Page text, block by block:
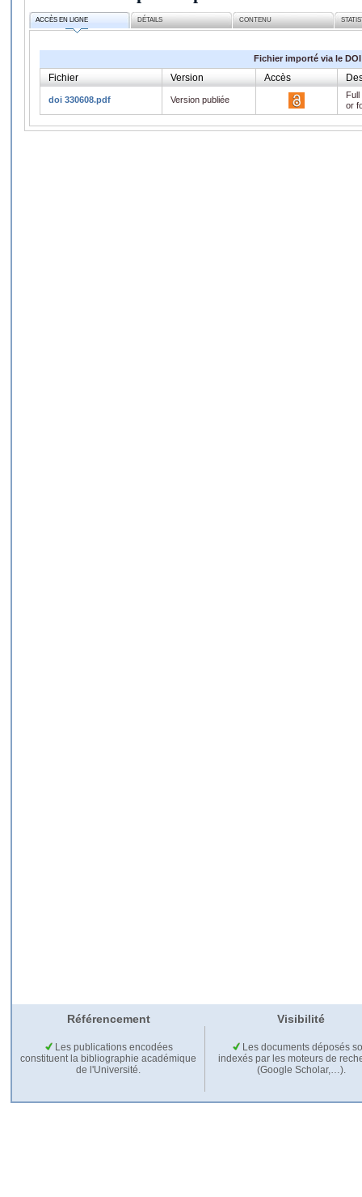
ACCÈS EN LIGNE DÉTAILS CONTENU
Fichier importé via le DOI
Fichier Version Accès
doi 330608.pdf Version publiée
or
Référencement Visibilité
Les publications encodées
constituent la bibliographie académique
de l'Université.
Les documents déposés
indexés par les moteurs de
(Google Scholar,…).